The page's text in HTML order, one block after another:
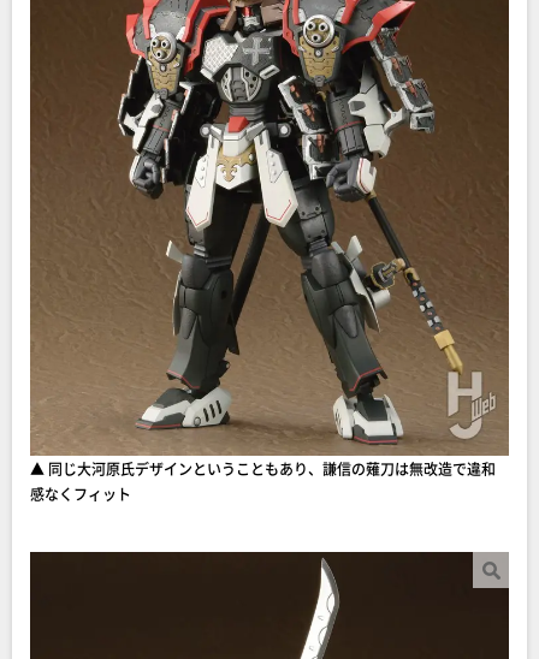
▲ 同じ大河原氏デザインということもあり、謙信の薙刀は無改造で違和
感なくフィット